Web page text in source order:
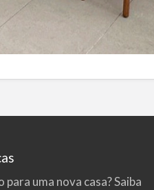
para uma nova casa? Saiba